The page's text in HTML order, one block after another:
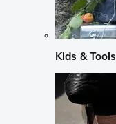
Kids & Tools